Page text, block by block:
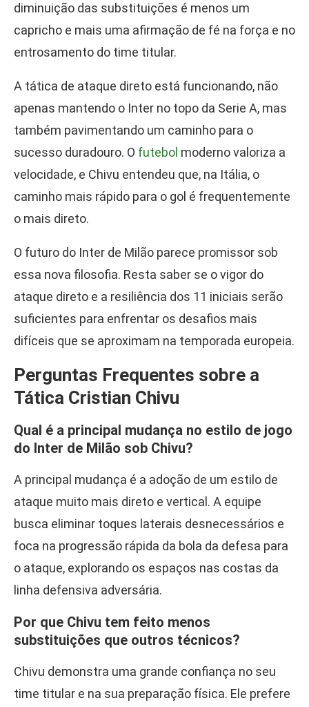
diminuição das substituições é menos um
capricho e mais uma afirmação de fé na força e no
entrosamento do time titular.
A tática de ataque direto está funcionando, não
apenas mantendo o Inter no topo da Serie A, mas
também pavimentando um caminho para o
sucesso duradouro. O futebol moderno valoriza a
velocidade, e Chivu entendeu que, na Itália, o
caminho mais rápido para o gol é frequentemente
o mais direto.
O futuro do Inter de Milão parece promissor sob
essa nova filosofia. Resta saber se o vigor do
ataque direto e a resiliência dos 11 iniciais serão
suficientes para enfrentar os desafios mais
difíceis que se aproximam na temporada europeia.
Perguntas Frequentes sobre a
Tática Cristian Chivu
Qual é a principal mudança no estilo de jogo
do Inter de Milão sob Chivu?
A principal mudança é a adoção de um estilo de
ataque muito mais direto e vertical. A equipe
busca eliminar toques laterais desnecessários e
foca na progressão rápida da bola da defesa para
o ataque, explorando os espaços nas costas da
linha defensiva adversária.
Por que Chivu tem feito menos
substituições que outros técnicos?
Chivu demonstra uma grande confiança no seu
time titular e na sua preparação física. Ele prefere